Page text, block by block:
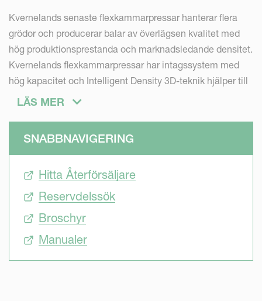
Kvernelands senaste flexkammarpressar hanterar flera
grödor och producerar balar av överlägsen kvalitet med
hög produktionsprestanda och marknadsledande densitet.
Kvernelands flexkammarpressar har intagssystem med
hög kapacitet och Intelligent Density 3D-teknik hjälper till
att uppnå optimal densitet baserat på grödans
LÄS MER
SNABBNAVIGERING
Hitta Återförsäljare
Reservdelssök
Broschyr
Manualer